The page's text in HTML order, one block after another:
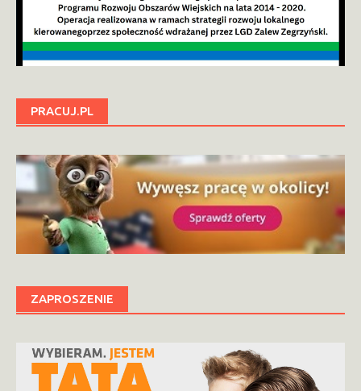
PRACUJ.PL
ZAPROSZENIE